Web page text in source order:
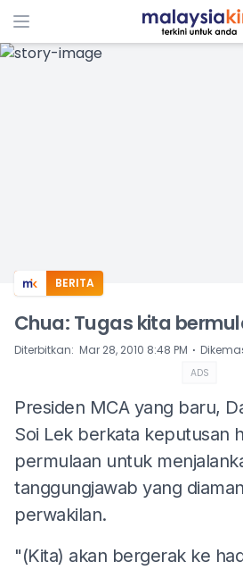
ADS
BERITA
Chua: Tugas kita
Diterbitkan: Mar 28, 2010 8:48 PM ⋅
ADS
Presiden MCA yang baru,
Soi Lek berkata keputusan
permulaan untuk
tanggungjawab yang
perwakilan.
"(Kita) akan bergerak ke